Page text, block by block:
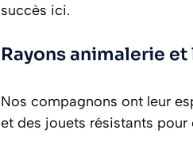
succès ici.
Rayons animalerie
Nos compagnons ont leur
et des jouets résistants pour